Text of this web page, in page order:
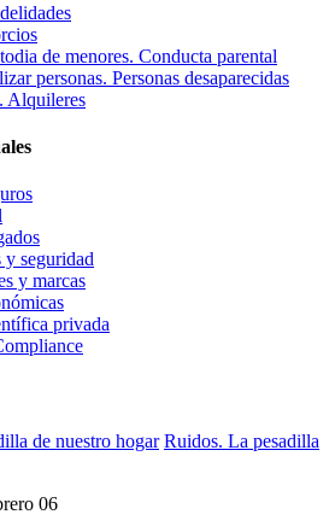
de menores. Conducta parental
personas. Personas desaparecidas
Alquileres
y seguridad
y marcas
privada
Ruidos. La pesadilla
06